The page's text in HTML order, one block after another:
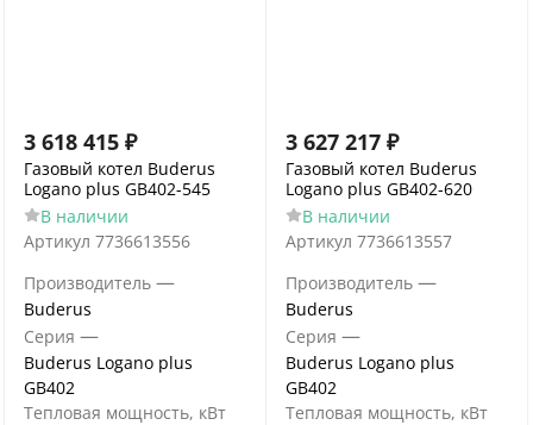
3 618 415 ₽
Газовый котел Buderus
Logano plus GB402-545
В наличии
Артикул 7736613556
Производитель —
Buderus
Серия —
Buderus Logano plus
GB402
Тепловая мощность, кВт
3 627 217 ₽
Газовый котел Buderus
Logano plus GB402-620
В наличии
Артикул 7736613557
Производитель —
Buderus
Серия —
Buderus Logano plus
GB402
Тепловая мощность, кВт